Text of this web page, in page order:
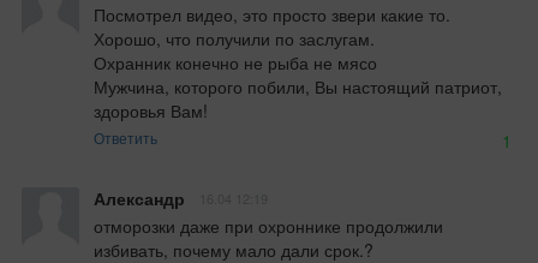
Посмотрел видео, это просто звери какие то.
Хорошо, что получили по заслугам.
Охранник конечно не рыба не мясо
Мужчина, которого побили, Вы настоящий патриот,
здоровья Вам!
Ответить 1
Александр
отморозки даже при охроннике продолжили
избивать, почему мало дали срок.?